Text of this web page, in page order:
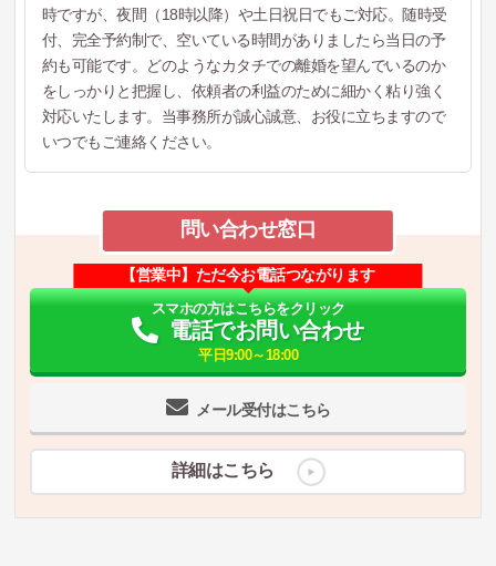
時ですが、夜間（18時以降）や土日祝日でもご対応。随時受
付、完全予約制で、空いている時間がありましたら当日の予
約も可能です。どのようなカタチでの離婚を望んでいるのか
をしっかりと把握し、依頼者の利益のために細かく粘り強く
対応いたします。当事務所が誠心誠意、お役に立ちますので
いつでもご連絡ください。
問い合わせ窓口
メール受付はこちら
【営業中】ただ今お電話つながります
スマホの方はこちらをクリック
電話でお問い合わせ
平日9:00～18:00
詳細はこちら